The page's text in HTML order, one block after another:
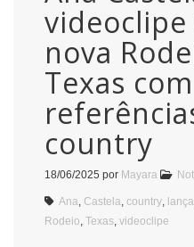
videoclipe
nova
Texas com
country
18/06/2025 por Mayara
Ana Castela country lança
Rodeio Texas videoclipe